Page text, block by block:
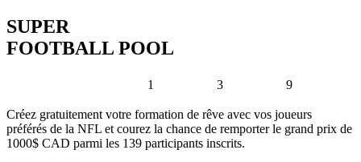
SUPER
FOOTBALL POOL
1 3 9
Créez gratuitement votre formation de rêve avec vos joueurs
préférés de la NFL et courez la chance de remporter le grand prix de
1000$ CAD parmi les 139 participants inscrits.